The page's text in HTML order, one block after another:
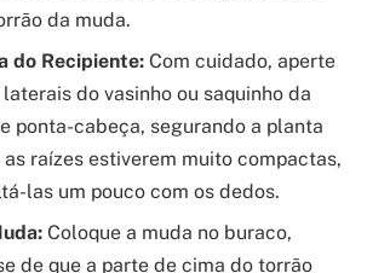
da muda.
do Recipiente: Com cuidado, aperte
do vasinho ou saquinho da
ponta-cabeça, segurando a planta
as raízes estiverem muito compactas,
las um pouco com os dedos.
Coloque a muda no buraco,
de que a parte de cima do torrão